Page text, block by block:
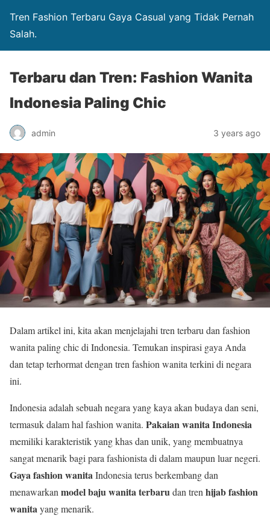
Tren Fashion Terbaru Gaya Casual yang Tidak Pernah
Salah.
Terbaru dan Tren: Fashion Wanita
Indonesia Paling Chic
admin 3 years ago
Dalam artikel ini, kita akan menjelajahi tren terbaru dan fashion
wanita paling chic di Indonesia. Temukan inspirasi gaya Anda
dan tetap terhormat dengan tren fashion wanita terkini di negara
ini.
Indonesia adalah sebuah negara yang kaya akan budaya dan seni,
termasuk dalam hal fashion wanita. Pakaian wanita Indonesia
memiliki karakteristik yang khas dan unik, yang membuatnya
sangat menarik bagi para fashionista di dalam maupun luar negeri.
Gaya fashion wanitaIndonesia terus berkembang dan
menawarkan model baju wanita terbarudan tren hijab fashion
wanitayang menarik.